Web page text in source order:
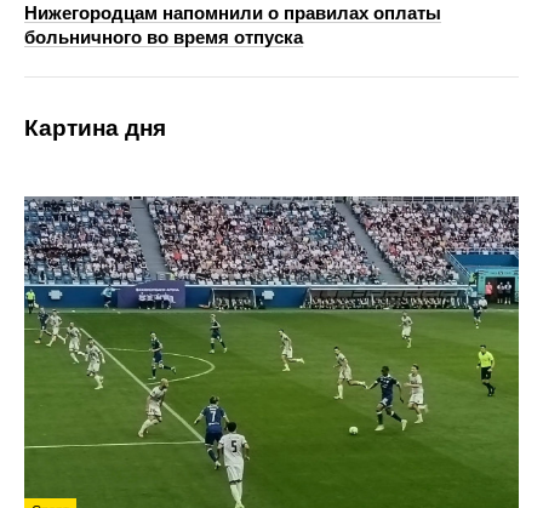
Нижегородцам напомнили о правилах оплаты
больничного во время отпуска
Картина дня